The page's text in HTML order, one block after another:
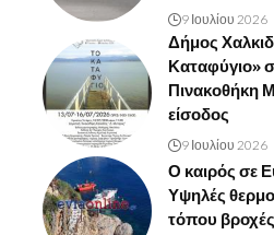
9 Ιουλίου 2026
Δήμος
Καταφύγιο»
Πινακοθήκη
είσοδος
9 Ιουλίου 2026
Ο καιρός σε
Υψηλές
τόπου βροχές